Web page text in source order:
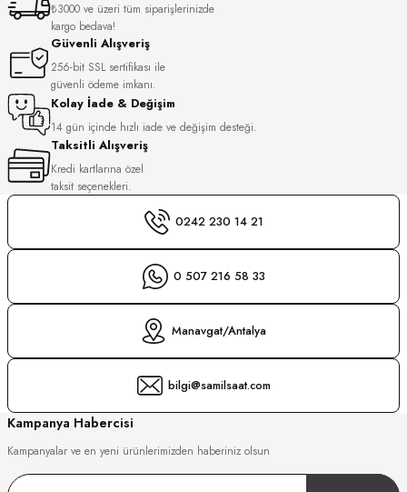
₺3000 ve üzeri tüm siparişlerinizde
kargo bedava!
Güvenli Alışveriş
256-bit SSL sertifikası ile
güvenli ödeme imkanı.
Kolay İade & Değişim
14 gün içinde hızlı iade ve değişim desteği.
Taksitli Alışveriş
Kredi kartlarına özel
taksit seçenekleri.
0242 230 14 21
0 507 216 58 33
Manavgat/Antalya
bilgi@samilsaat.com
Kampanya Habercisi
Kampanyalar ve en yeni ürünlerimizden haberiniz olsun